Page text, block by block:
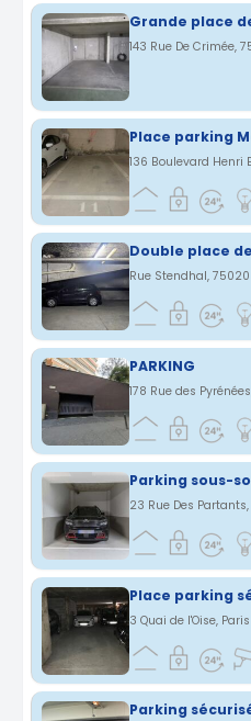
143 Rue De Crimée,
Rue Stendhal,
PARKING
178 Rue des
Parking sous-
23 Rue Des
Parking